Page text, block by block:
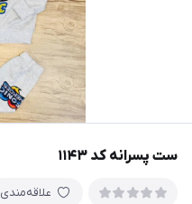
ست پسرانه کد ۱۱۴۳
علاقه‌مندی